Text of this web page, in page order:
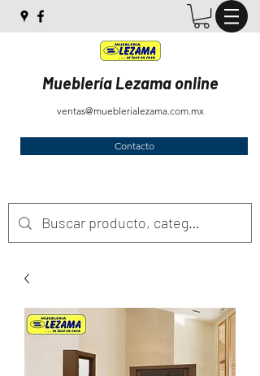
Mueblería Lezama online
ventas@mueblerialezama.com.mx
Contacto